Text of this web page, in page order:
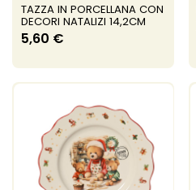
TAZZA IN PORCELLANA CON
DECORI NATALIZI 14,2CM
5,60 €